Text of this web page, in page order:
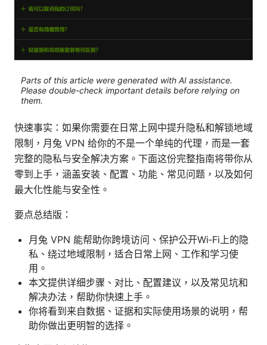
Parts of this article were generated with AI assistance.
Please double-check important details before relying on
them.
快速事实：如果你需要在日常上网中提升隐私和解锁地域
限制，月兔 VPN 给你的不是一个单纯的代理，而是一套
完整的隐私与安全解决方案。下面这份完整指南将带你从
零到上手，涵盖安装、配置、功能、常见问题，以及如何
最大化性能与安全性。
要点总结版：
月兔 VPN 能帮助你跨境访问、保护公开Wi‑Fi上的隐
私、绕过地域限制，适合日常上网、工作和学习使
用。
本文提供详细步骤、对比、配置建议，以及常见坑和
解决办法，帮助你快速上手。
你将看到来自数据、证据和实际使用场景的说明，帮
助你做出更明智的选择。